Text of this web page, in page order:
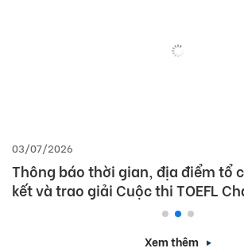
03/07/2026
Thông báo thời gian, địa điểm tổ
kết và trao giải Cuộc thi TOEFL
Xem thêm